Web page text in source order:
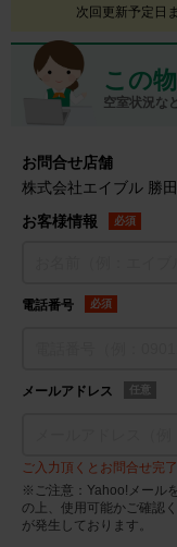
次回更新予定日
この
空室状況な
お問合せ店舗
株式会社エイブル 勝
お客様情報
必須
電話番号 必須
メールアドレス 任意
ご入力頂くとお問合せ完
※ご注意：Yahoo!メール
の上、使用可能かご確認
が発生しております。